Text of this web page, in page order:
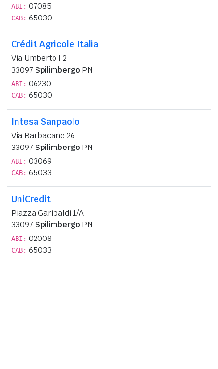
ABI: 07085
CAB: 65030
Crédit Agricole Italia
Via Umberto I 2
33097 Spilimbergo PN
ABI: 06230
CAB: 65030
Intesa Sanpaolo
Via Barbacane 26
33097 Spilimbergo PN
ABI: 03069
CAB: 65033
UniCredit
Piazza Garibaldi 1/A
33097 Spilimbergo PN
ABI: 02008
CAB: 65033